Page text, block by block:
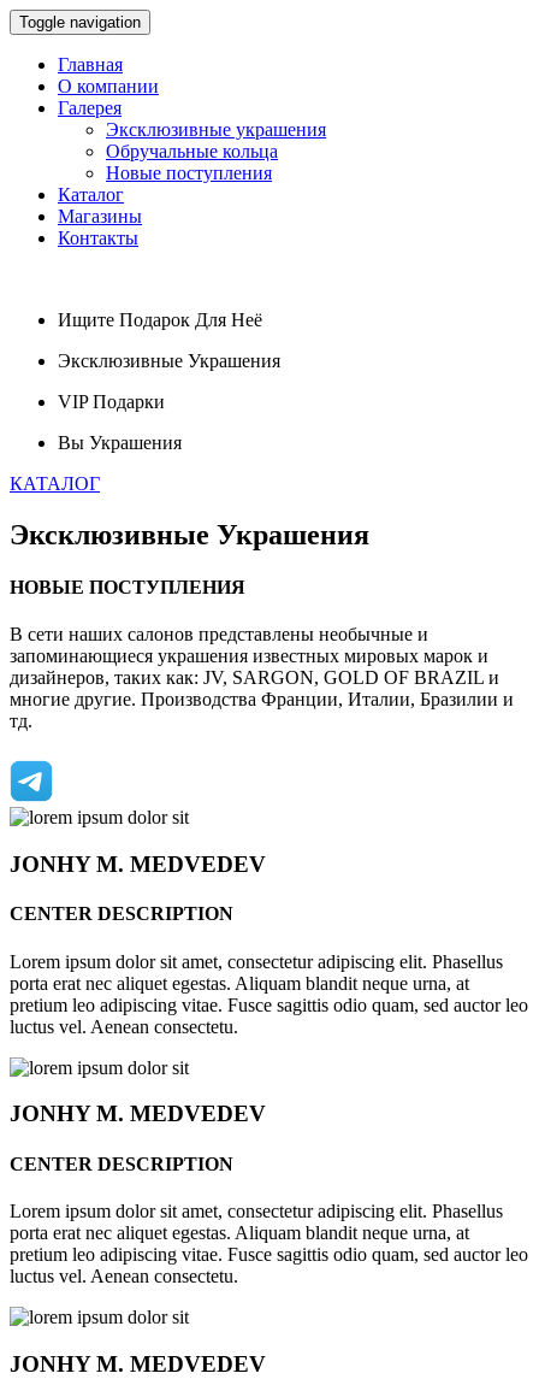
Toggle navigation
Главная
О компании
Галерея
Эксклюзивные украшения
Обручальные кольца
Новые поступления
Каталог
Магазины
Контакты
Ищите Подарок Для Неё
Эксклюзивные Украшения
VIPПодарки
Вы Украшения
КАТАЛОГ
Эксклюзивные Украшения
НОВЫЕ ПОСТУПЛЕНИЯ
В сети наших салонов представлены необычные и
запоминающиеся украшения известных мировых марок и
дизайнеров, таких как: JV, SARGON, GOLD OF BRAZIL и
многие другие. Производства Франции, Италии, Бразилии и
тд.
JONHYM. MEDVEDEV
CENTER DESCRIPTION
Lorem ipsum dolor sit amet, consectetur adipiscing elit. Phasellus
porta erat nec aliquet egestas. Aliquam blandit neque urna, at
pretium leo adipiscing vitae. Fusce sagittis odio quam, sed auctor leo
luctus vel. Aenean consectetu.
JONHYM. MEDVEDEV
CENTER DESCRIPTION
Lorem ipsum dolor sit amet, consectetur adipiscing elit. Phasellus
porta erat nec aliquet egestas. Aliquam blandit neque urna, at
pretium leo adipiscing vitae. Fusce sagittis odio quam, sed auctor leo
luctus vel. Aenean consectetu.
JONHYM. MEDVEDEV